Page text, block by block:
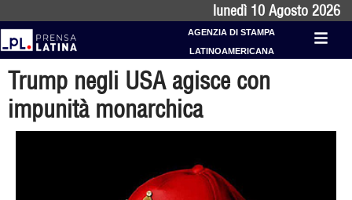
lunedì 10 Agosto 2026
AGENZIA DI STAMPA
LATINOAMERICANA
Trump negli USA agisce con
impunità monarchica